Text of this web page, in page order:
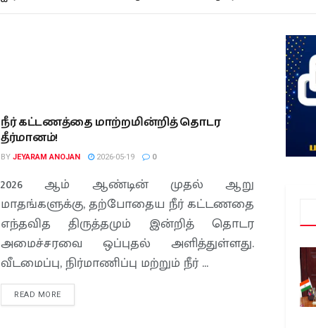
நீர் கட்டணத்தை மாற்றமின்றித் தொடர
தீர்மானம்!
BY JEYARAM ANOJAN 2026-05-19 0
2026 ஆம் ஆண்டின் முதல் ஆறு
மாதங்களுக்கு, தற்போதைய நீர் கட்டணதை
எந்தவித திருத்தமும் இன்றித் தொடர
அமைச்சரவை ஒப்புதல் அளித்துள்ளது.
வீடமைப்பு, நிர்மாணிப்பு மற்றும் நீர் ...
READ MORE